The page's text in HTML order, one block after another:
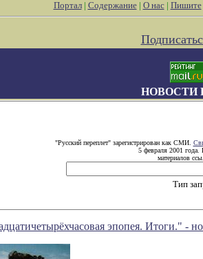
Портал| Содержание| О нас| Пишите
НОВОСТИ
"Русский переплет" зарегистрирован как СМИ.
5 февраля 2001 года.
материалов
Тип
эпопея. Итоги." -